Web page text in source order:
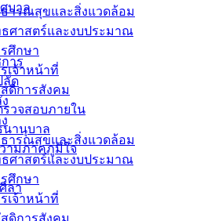
ารณสุขและสิ่งแวดล้อม
ธศาสตร์และงบประมาณ
ศึกษา
เจ้าหน้าที่
ดิการสังคม
วจสอบภายใน
านุบาล
ามภาคภูมิใจ
ลา
บาล
าร
ลัด
ธารณสุขและสิ่งแวดล้อม
ธศาสตร์และงบประมาณ
ศึกษา
เจ้าหน้าที่
ดิการสังคม
ทนองค์กรเอกชนเพื่อเป็นกรรมการ
น์โหลด